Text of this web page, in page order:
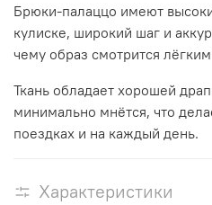
Брюки‑палаццо имеют
кулиске, широкий шаг и
чему образ смотрится
Ткань обладает хорошей
минимально мнётся, что
поездках и на каждый день.
Характеристики